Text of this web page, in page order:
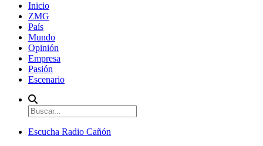
Inicio
ZMG
País
Mundo
Opinión
Empresa
Pasión
Escenario
Escucha Radio Cañón